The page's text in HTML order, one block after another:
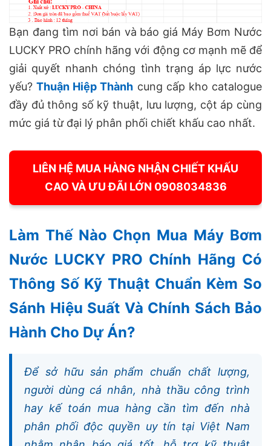
Bạn đang tìm nơi bán và báo giá Máy Bơm Nước
LUCKY PRO chính hãng với động cơ mạnh mẽ để
giải quyết nhanh chóng tình trạng áp lực nước
yếu?Thuận Hiệp Thành cung cấp kho catalogue
đầy đủ thông số kỹ thuật, lưu lượng, cột áp cùng
mức giá từ đại lý phân phối chiết khấu cao nhất.
LIÊN HỆ MUA HÀNG NHẬN CHIẾT KHẤU
CAO VÀ ƯU ĐÃI LỚN 0908034836
Làm Thế Nào Chọn Mua Máy Bơm
Nước LUCKY PRO Chính Hãng Có
Thông Số Kỹ Thuật Chuẩn Kèm So
Sánh Hiệu Suất Và Chính Sách Bảo
Hành Cho Dự Án?
Để sở hữu sản phẩm chuẩn chất lượng,
người dùng cá nhân, nhà thầu công trình
hay kế toán mua hàng cần tìm đến nhà
phân phối độc quyền uy tín tại Việt Nam